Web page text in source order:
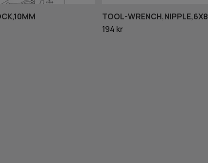
TOOL-WRENCH,NIPPLE,6X8
194 kr